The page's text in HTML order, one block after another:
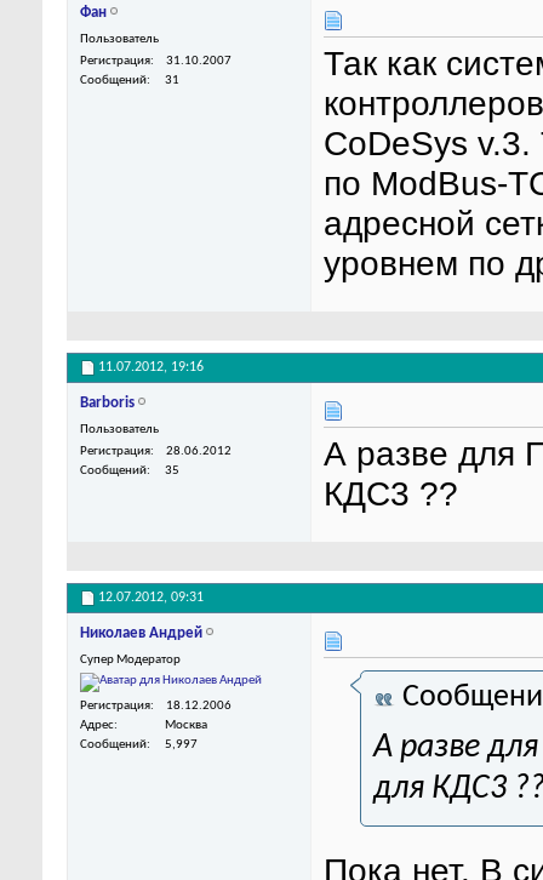
Фан
Пользователь
Регистрация
31.10.2007
Сообщений
31
Так как
CoDeSys
по ModBus-
адресной
уровнем по
11.07.2012, 19:16
Barboris
Пользователь
Регистрация
28.06.2012
Сообщений
35
А разве для
КДС3 ??
12.07.2012, 09:31
Николаев Андрей
Супер Модератор
Регистрация
18.12.2006
Адрес
Москва
Сообщений
5,997
А разве
для КДС3
Пока нет. В